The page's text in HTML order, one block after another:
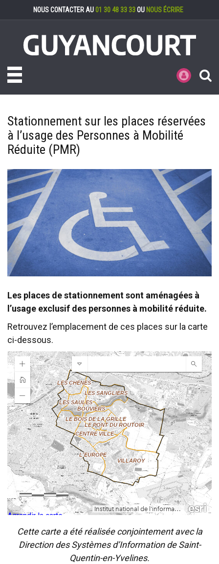
NOUS CONTACTER AU 01 30 48 33 33OU NOUS ÉCRIRE
Toggle navigation MES
Stationnement sur les places réservées
à l’usage des Personnes à Mobilité
Réduite (PMR)
Les places de stationnement sont aménagées à
l’usage exclusif des personnes à mobilité réduite.
Retrouvez l’emplacement de ces places sur la carte
ci-dessous.
Agrandir la carte
Cette carte a été réalisée conjointement avec la
Direction des Systèmes d’Information de Saint-
Quentin-en-Yvelines.